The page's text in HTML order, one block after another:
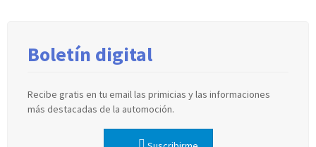
Boletín digital
Recibe gratis en tu email las primicias y las informaciones
más destacadas de la automoción.